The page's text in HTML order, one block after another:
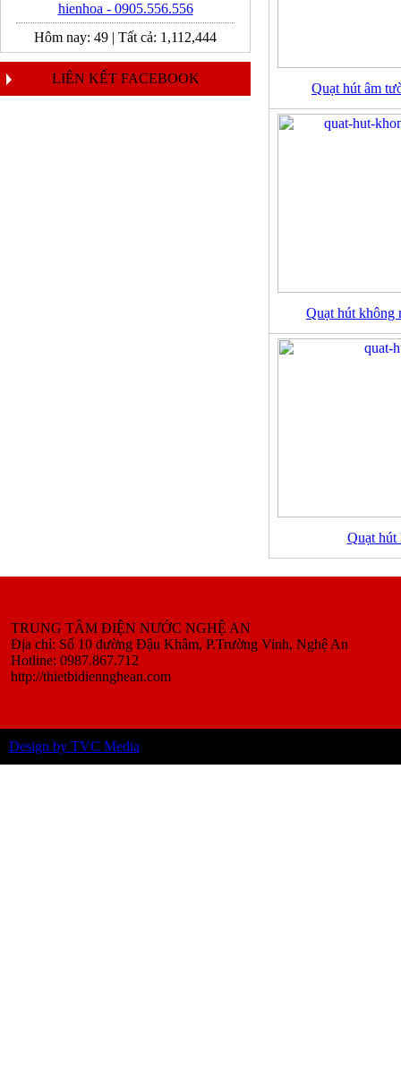
hienhoa - 0905.556.556
Hôm nay: 49 | Tất cả: 1,112,444
LIÊN KẾT FACEBOOK
Quạt hút âm
Quạt hút
Quạt hút
TRUNG TÂM ĐIỆN NƯỚC NGHỆ AN
Địa chỉ: Số 10 đường Đậu Khâm, P.Trường Vinh, Nghệ An
Hotline: 0987.867.712
http://thietbidiennghean.com
Design by TVC Media